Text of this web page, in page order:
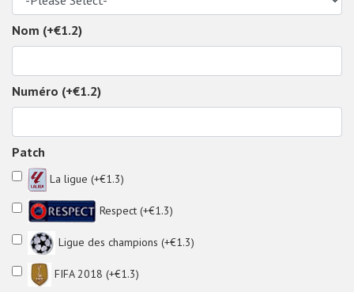
Nom (+€1.2)
Numéro (+€1.2)
Patch
La ligue (+€1.3)
Respect (+€1.3)
Ligue des champions (+€1.3)
FIFA 2018 (+€1.3)